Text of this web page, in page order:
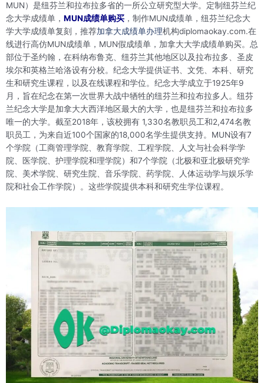
MUN）是纽芬兰和拉布拉多省的一所公立研究型大学。定制纽芬兰纪
念大学成绩单， MUN成绩单购买 ，制作MUN成绩单，纽芬兰纪念大
学大学成绩单复刻，推荐加拿大成绩单办理机构diplomaokay.com.在
线进行高仿MUN成绩单，MUN假成绩单，加拿大大学成绩单购买。总
部位于圣约翰，在科纳布鲁克、纽芬兰其他地区以及拉布拉多、圣皮
埃尔和英格兰哈洛设有分校。纪念大学提供证书、文凭、本科、研究
生和研究生课程，以及在线课程和学位。纪念大学成立于1925年9
月，旨在纪念在第一次世界大战中牺牲的纽芬兰和拉布拉多人。纽芬
兰纪念大学是加拿大大西洋地区最大的大学，也是纽芬兰和拉布拉多
唯一的大学。截至2018年，该校拥有 1,330名教职员工和2,474名教
职员工，为来自近100个国家的18,000名学生提供支持。MUN设有7
个学院（工商管理学院、教育学院、工程学院、人文与社会科学学
院、医学院、护理学院和理学院）和7个学院（北极和亚北极研究学
院、美术学院、研究生院、音乐学院、药学院、人体运动学与娱乐学
院和社会工作学院）。这些学院提供本科和研究生学位课程。